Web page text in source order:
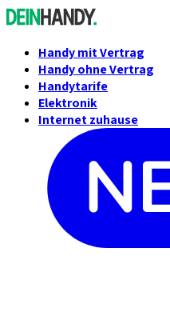
Handy mit Vertrag
Handy ohne Vertrag
Handytarife
Elektronik
Internet zuhause